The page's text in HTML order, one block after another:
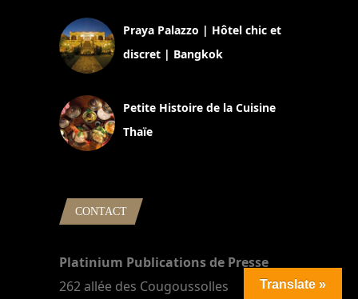
Praya Palazzo | Hôtel chic et
discret | Bangkok
Petite Histoire de la Cuisine
Thaïe
CONTACT
Platinium Publications de Presse
262 allée des Cougoussolles
Translate »